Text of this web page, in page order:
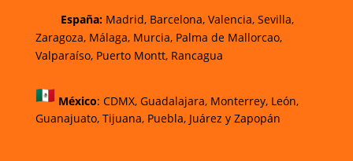
España: Madrid, Barcelona, Valencia, Sevilla,
Zaragoza, Málaga, Murcia, Palma de Mallorcao,
Valparaíso, Puerto Montt, Rancagua
México: CDMX, Guadalajara, Monterrey, León,
Guanajuato, Tijuana, Puebla, Juárez y Zapopán